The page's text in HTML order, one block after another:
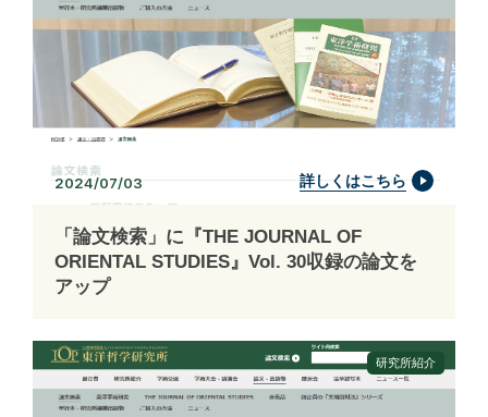
2024/07/03 詳しくはこちら
「論文検索」に『THE JOURNAL OF
ORIENTAL STUDIES』Vol. 30収録の論文を
アップ
研究所紹介